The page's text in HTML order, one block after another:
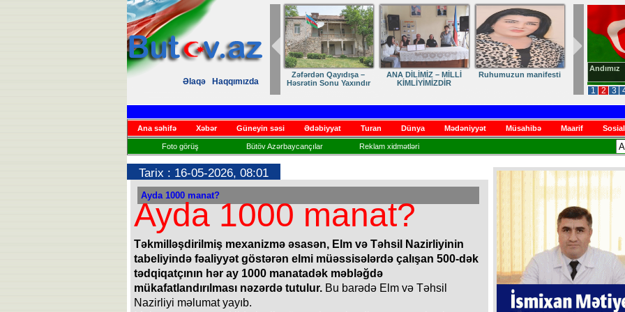
Əlaqə
Haqqımızda
1 2 3
Andımız
Zəfərdən Qayıdışa –
Həsrətin Sonu Yaxındır
ANA DİLİMİZ – MİLLİ
KİMLİYİMİZDİR
Ruhumuzun manifesti
Ana səhifə Xəbər Güneyin səsi Ədəbiyyat Turan Dünya Mədəniyyət Müsahibə Maarif
Foto görüş Bütöv Azərbaycançılar Reklam xidmətləri
Tarix : 16-05-2026, 08:01
Ayda 1000 manat?
Ayda 1000 manat?
Təkmilləşdirilmiş mexanizmə əsasən, Elm və Təhsil Nazirliyinin
tabeliyində fəaliyyət göstərən elmi müəssisələrdə çalışan 500-dək
tədqiqatçının hər ay 1000 manatadək məbləğdə
mükafatlandırılması nəzərdə tutulur. Bu barədə Elm və Təhsil
Nazirliyi məlumat yayıb.